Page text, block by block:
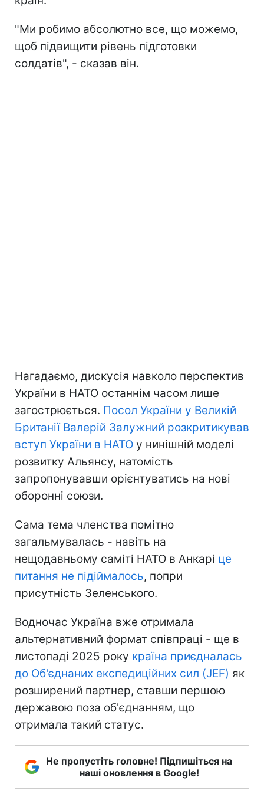
"Ми робимо абсолютно все, що можемо,
щоб підвищити рівень підготовки
солдатів", - сказав він.
Нагадаємо, дискусія навколо перспектив
України в НАТО останнім часом лише
загострюється. Посол України у Великій
Британії Валерій Залужний розкритикував
вступ України в НАТО у нинішній моделі
розвитку Альянсу, натомість
запропонувавши орієнтуватись на нові
оборонні союзи.
Сама тема членства помітно
загальмувалась - навіть на
нещодавньому саміті НАТО в Анкарі це
питання не підіймалось, попри
присутність Зеленського.
Водночас Україна вже отримала
альтернативний формат співпраці - ще в
листопаді 2025 року країна приєдналась
до Об'єднаних експедиційних сил (JEF) як
розширений партнер, ставши першою
державою поза об'єднанням, що
отримала такий статус.
Не пропустіть головне! Підпишіться на
наші оновлення в Google!